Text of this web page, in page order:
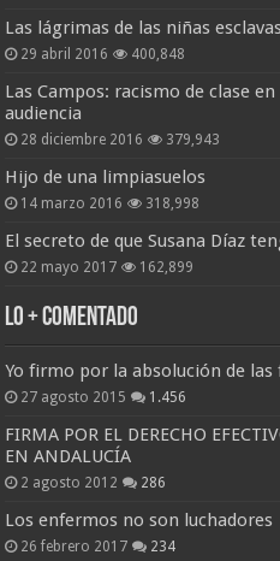
Las lágrimas de las niñas
29 abril 2016 400,848
Las Campos: racismo de clase
audiencia
28 diciembre 2016 379,943
Hijo de una limpiasuelos
14 marzo 2016 318,998
El secreto de que Susana Díaz
22 mayo 2017 162,899
Lo + Comentado
Yo firmo por la absolución de
27 agosto 2015 1.456
FIRMA POR EL DERECHO
EN ANDALUCÍA
2 agosto 2012 286
Los enfermos no son luchadores
26 febrero 2017 234